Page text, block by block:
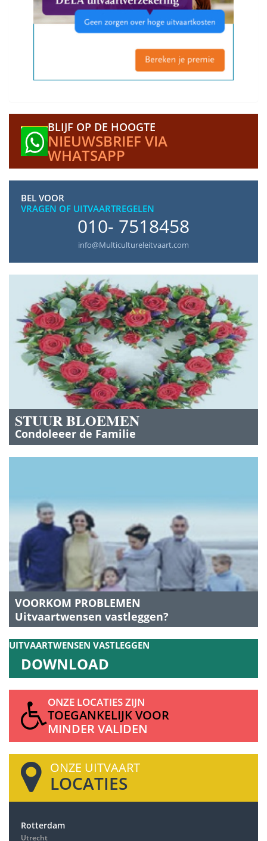
BLIJF OP DE HOOGTE
NIEUWSBRIEF VIA
WHATSAPP
BEL VOOR
VRAGEN OF UITVAARTREGELEN
010- 7518458
info@Multicultureleitvaart.com
STUUR BLOEMEN
Condoleeer de Familie
VOORKOM PROBLEMEN
Uitvaartwensen vastleggen?
UITVAARTWENSEN VASTLEGGEN
DOWNLOAD
ONZE LOCATIES ZIJN
TOEGANKELIJK VOOR
MINDER VALIDEN
ONZE UITVAART
LOCATIES
Rotterdam
Utrecht